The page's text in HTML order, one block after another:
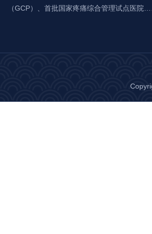
（GCP）、首批国家疼痛综合管理试点医院